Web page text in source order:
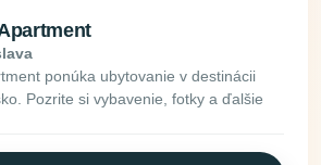
ponúka ubytovanie v destinácii
Pozrite si vybavenie, fotky a ďalšie